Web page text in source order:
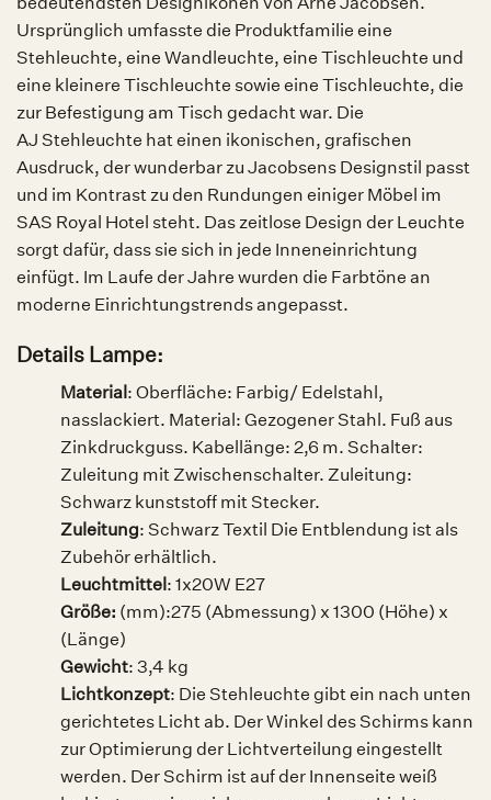
Ursprünglich umfasste die Produktfamilie eine
Stehleuchte, eine Wandleuchte, eine Tischleuchte und
eine kleinere Tischleuchte sowie eine Tischleuchte, die
zur Befestigung am Tisch gedacht war. Die
AJ Stehleuchte hat einen ikonischen, grafischen
Ausdruck, der wunderbar zu Jacobsens Designstil passt
und im Kontrast zu den Rundungen einiger Möbel im
SAS Royal Hotel steht. Das zeitlose Design der Leuchte
sorgt dafür, dass sie sich in jede Inneneinrichtung
einfügt. Im Laufe der Jahre wurden die Farbtöne an
moderne Einrichtungstrends angepasst.
Details Lampe:
Material: Oberfläche: Farbig/ Edelstahl,
nasslackiert. Material: Gezogener Stahl. Fuß aus
Zinkdruckguss. Kabellänge: 2,6 m. Schalter:
Zuleitung mit Zwischenschalter. Zuleitung:
Schwarz kunststoff mit Stecker.
Zuleitung: Schwarz Textil Die Entblendung ist als
Zubehör erhältlich.
Leuchtmittel: 1x20W E27
Größe: (mm):275 (Abmessung) x 1300 (Höhe) x
(Länge)
Gewicht: 3,4 kg
Lichtkonzept: Die Stehleuchte gibt ein nach unten
gerichtetes Licht ab. Der Winkel des Schirms kann
zur Optimierung der Lichtverteilung eingestellt
werden. Der Schirm ist auf der Innenseite weiß